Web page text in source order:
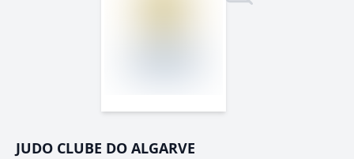
JUDO CLUBE DO ALGARVE